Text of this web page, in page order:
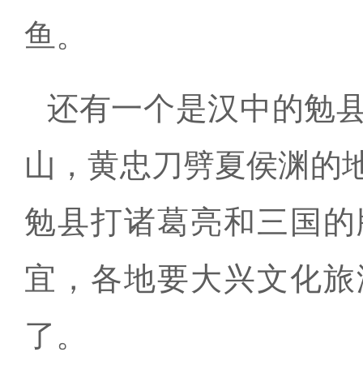
鱼。
还有一个是汉中的勉
山，黄忠刀劈夏侯渊的
勉县打诸葛亮和三国
宜，各地要大兴文化
了。